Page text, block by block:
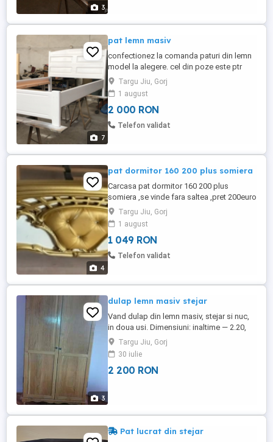
3
7
pat lemn masiv
confectionez la comanda paturi din lemn
model la alegere. cel din poze este ptr
saltea 140 200 și costa 2000 lei . pot
asigura transport contra cost.
Targu Jiu, Gorj
1 august
2 000 RON
Telefon validat
4
pat dormitor 160 200 plus somiera
Carcasa pat dormitor 160 200 plus
somiera ,se vinde fara saltea ,pret 200euro
,prezintă urme de uzură conform pozelor
Targu Jiu, Gorj
1 august
1 049 RON
Telefon validat
3
dulap lemn masiv stejar
Vand dulap din lemn masiv, stejar si nuc,
in doua usi. Dimensiuni: inaltime — 2.20,
latime — 1,17 m, adancime — 54 cm. Pret
negociabil 2200 lei
Targu Jiu, Gorj
30 iulie
2 200 RON
Pat lucrat din stejar